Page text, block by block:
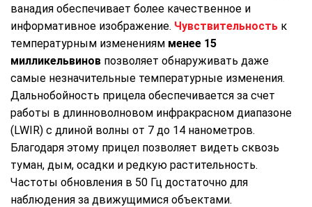
ванадия обеспечивает более качественное и
информативное изображение. Чувствительность к
температурным изменениям менее 15
милликельвинов позволяет обнаруживать даже
самые незначительные температурные изменения.
Дальнобойность прицела обеспечивается за счет
работы в длинноволновом инфракрасном диапазоне
(LWIR) с длиной волны от 7 до 14 нанометров.
Благодаря этому прицел позволяет видеть сквозь
туман, дым, осадки и редкую растительность.
Частоты обновления в 50 Гц достаточно для
наблюдения за движущимися объектами.